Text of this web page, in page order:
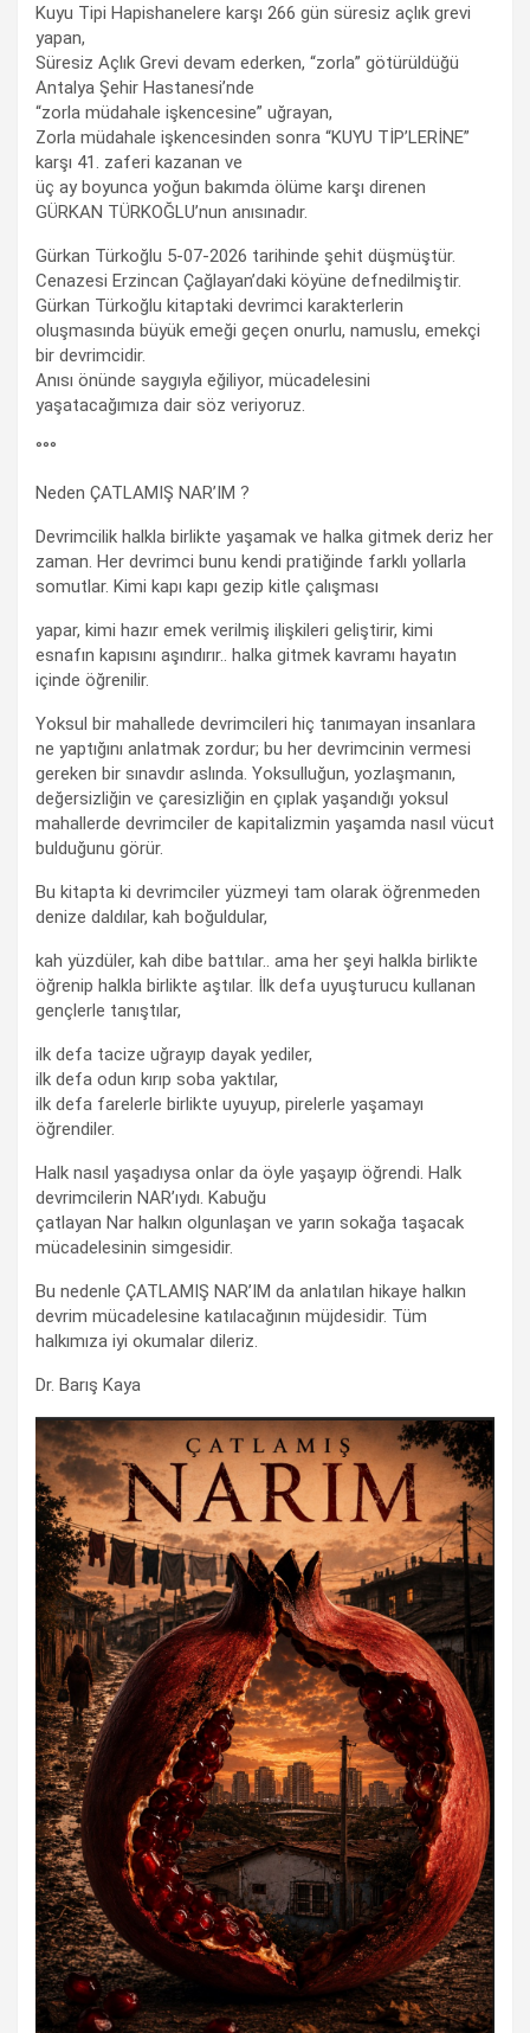
Kuyu Tipi Hapishanelere karşı 266 gün süresiz açlık grevi
yapan,
Süresiz Açlık Grevi devam ederken, “zorla” götürüldüğü
Antalya Şehir Hastanesi’nde
“zorla müdahale işkencesine” uğrayan,
Zorla müdahale işkencesinden sonra “KUYU TİP’LERİNE”
karşı 41. zaferi kazanan ve
üç ay boyunca yoğun bakımda ölüme karşı direnen
GÜRKAN TÜRKOĞLU’nun anısınadır.
Gürkan Türkoğlu 5-07-2026 tarihinde şehit düşmüştür.
Cenazesi Erzincan Çağlayan’daki köyüne defnedilmiştir.
Gürkan Türkoğlu kitaptaki devrimci karakterlerin
oluşmasında büyük emeği geçen onurlu, namuslu, emekçi
bir devrimcidir.
Anısı önünde saygıyla eğiliyor, mücadelesini
yaşatacağımıza dair söz veriyoruz.
°°°
Neden ÇATLAMIŞ NAR’IM ?
Devrimcilik halkla birlikte yaşamak ve halka gitmek deriz her
zaman. Her devrimci bunu kendi pratiğinde farklı yollarla
somutlar. Kimi kapı kapı gezip kitle çalışması
yapar, kimi hazır emek verilmiş ilişkileri geliştirir, kimi
esnafın kapısını aşındırır.. halka gitmek kavramı hayatın
içinde öğrenilir.
Yoksul bir mahallede devrimcileri hiç tanımayan insanlara
ne yaptığını anlatmak zordur; bu her devrimcinin vermesi
gereken bir sınavdır aslında. Yoksulluğun, yozlaşmanın,
değersizliğin ve çaresizliğin en çıplak yaşandığı yoksul
mahallerde devrimciler de kapitalizmin yaşamda nasıl vücut
bulduğunu görür.
Bu kitapta ki devrimciler yüzmeyi tam olarak öğrenmeden
denize daldılar, kah boğuldular,
kah yüzdüler, kah dibe battılar.. ama her şeyi halkla birlikte
öğrenip halkla birlikte aştılar. İlk defa uyuşturucu kullanan
gençlerle tanıştılar,
ilk defa tacize uğrayıp dayak yediler,
ilk defa odun kırıp soba yaktılar,
ilk defa farelerle birlikte uyuyup, pirelerle yaşamayı
öğrendiler.
Halk nasıl yaşadıysa onlar da öyle yaşayıp öğrendi. Halk
devrimcilerin NAR’ıydı. Kabuğu
çatlayan Nar halkın olgunlaşan ve yarın sokağa taşacak
mücadelesinin simgesidir.
Bu nedenle ÇATLAMIŞ NAR’IM da anlatılan hikaye halkın
devrim mücadelesine katılacağının müjdesidir. Tüm
halkımıza iyi okumalar dileriz.
Dr. Barış Kaya